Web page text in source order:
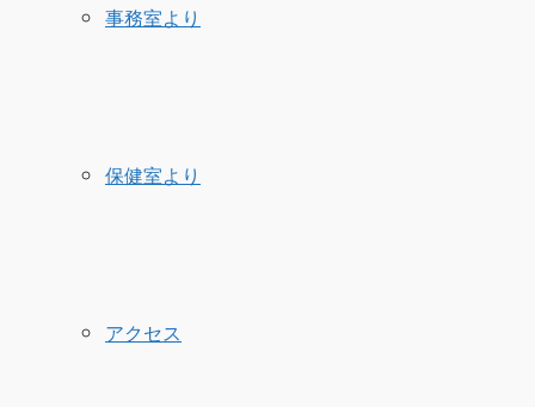
事務室より
保健室より
アクセス